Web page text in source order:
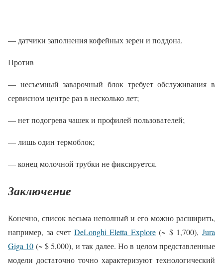
— датчики заполнения кофейных зерен и поддона.
Против
— несъемный заварочный блок требует обслуживания в
сервисном центре раз в несколько лет;
— нет подогрева чашек и профилей пользователей;
— лишь один термоблок;
— конец молочной трубки не фиксируется.
Заключение
Конечно, список весьма неполный и его можно расширить,
например, за счет DeLonghi Eletta Explore(~ $ 1,700),Jura
Giga 10 (~ $ 5,000), и так далее. Но в целом представленные
модели достаточно точно характеризуют технологический